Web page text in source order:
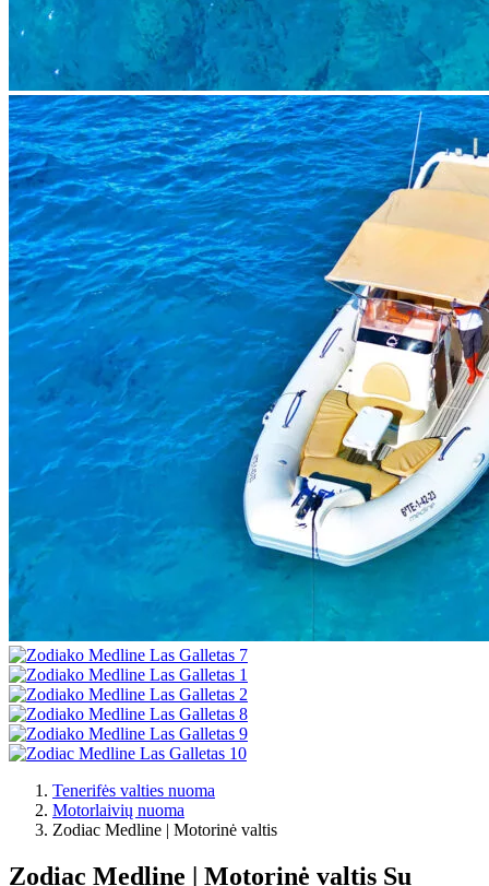
Tenerifės valties nuoma
Motorlaivių nuoma
Zodiac Medline | Motorinė valtis
Zodiac Medline | Motorinė valtis Su